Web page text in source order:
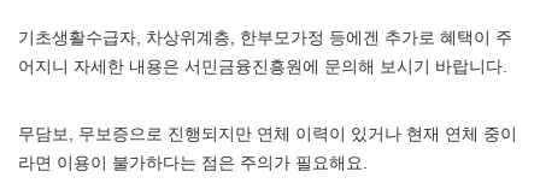
기초생활수급자, 차상위계층, 한부모가정 등에겐 추가로 혜택이 주
어지니 자세한 내용은 서민금융진흥원에 문의해 보시기 바랍니다.
무담보, 무보증으로 진행되지만 연체 이력이 있거나 현재 연체 중이
라면 이용이 불가하다는 점은 주의가 필요해요.